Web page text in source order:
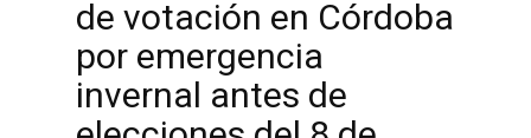
de votación en Córdoba
por emergencia
invernal antes de